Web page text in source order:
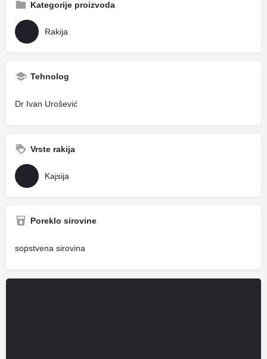
Kategorije proizvoda
Rakija
Tehnolog
Dr Ivan Urošević
Vrste rakija
Kajsija
Poreklo sirovine
sopstvena sirovina